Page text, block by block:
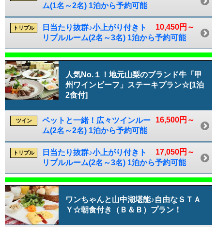
ム(1名～2名) 1泊から予約可能
10,450円～
トリプル
日当たり抜群♪小上がり付きト
リプルルーム(2名～3名) 1泊から予約可能
人気No.１！地元山梨のブランド牛「甲
州ワインビーフ」ステーキプラン☆[1泊
2食付]
16,500円～
ツイン
ペットと一緒！広々ツインルー
ム(2名～2名) 1泊から予約可能
17,050円～
トリプル
日当たり抜群♪小上がり付きト
リプルルーム(2名～3名) 1泊から予約可能
ワンちゃんと山中湖堪能♪自由なＳＴＡ
Ｙ☆朝食付き（Ｂ＆Ｂ）プラン！